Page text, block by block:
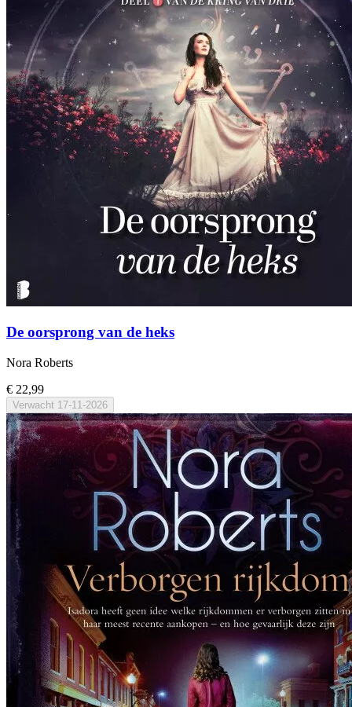
De oorsprong van de heks
Nora Roberts
€ 22,99
Verwacht 17-11-2026